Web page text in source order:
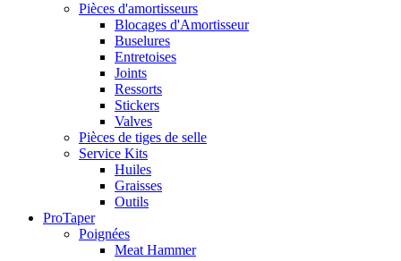
Pièces d'amortisseurs
Blocages d'Amortisseur
Buselures
Entretoises
Joints
Ressorts
Stickers
Valves
Pièces de tiges de selle
Service Kits
Huiles
Graisses
Outils
ProTaper
Poignées
Meat Hammer